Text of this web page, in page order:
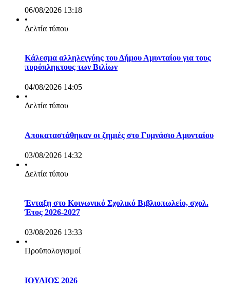
06/08/2026 13:18
•
Δελτία τύπου
Κάλεσμα αλληλεγγύης του Δήμου Αμυνταίου για τους
πυρόπληκτους των Βιλίων
04/08/2026 14:05
•
Δελτία τύπου
Αποκαταστάθηκαν οι ζημιές στο Γυμνάσιο Αμυνταίου
03/08/2026 14:32
•
Δελτία τύπου
Ένταξη στο Κοινωνικό Σχολικό Βιβλιοπωλείο, σχολ.
Έτος 2026-2027
03/08/2026 13:33
•
Προϋπολογισμοί
ΙΟΥΛΙΟΣ 2026